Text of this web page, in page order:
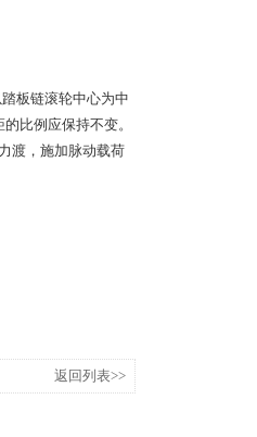
板链滚轮中心为中
比例应保持不变。
渡，施加脉动载荷
返回列表>>